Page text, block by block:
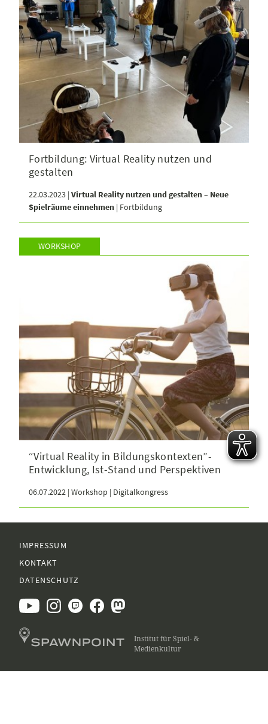
Fortbildung: Virtual Reality nutzen und
gestalten
22.03.2023 | Virtual Reality nutzen und gestalten – Neue
Spielräume einnehmen | Fortbildung
WORKSHOP
“Virtual Reality in Bildungskontexten”-
Entwicklung, Ist-Stand und Perspektiven
06.07.2022 | Workshop | Digitalkongress
IMPRESSUM
KONTAKT
DATENSCHUTZ
Institut für Spiel- &
Medienkultur